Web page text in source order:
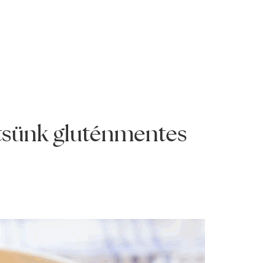
gluténmentes